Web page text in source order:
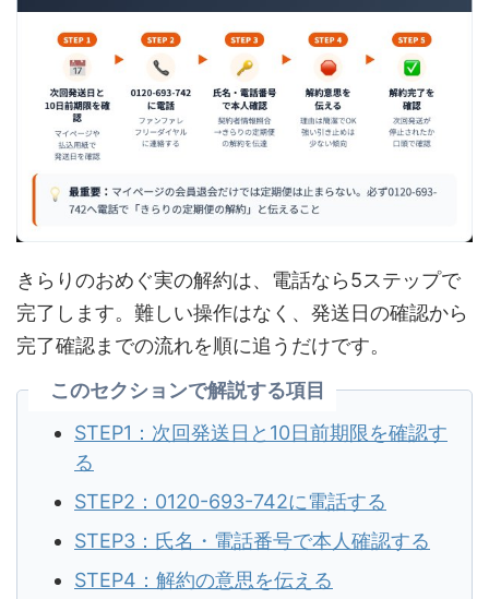
きらりのおめぐ実の解約は、電話なら5ステップで
完了します。難しい操作はなく、発送日の確認から
完了確認までの流れを順に追うだけです。
このセクションで解説する項目
STEP1：次回発送日と10日前期限を確認す
る
STEP2：0120-693-742に電話する
STEP3：氏名・電話番号で本人確認する
STEP4：解約の意思を伝える